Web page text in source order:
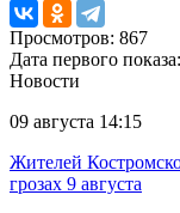
Просмотров: 867
Дата первого
Новости
09 августа 14:15
Жителей
грозах 9 августа